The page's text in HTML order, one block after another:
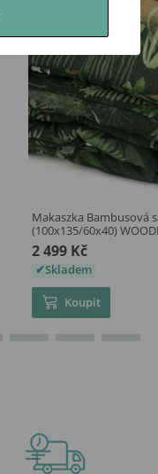
Makaszka Bambusová
(100x135/60x40)
2 499 Kč
Skladem
Koupit